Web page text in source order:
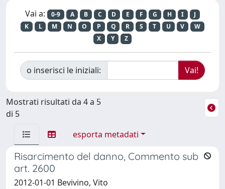
Vai a: 0-9 A B C D E F G H I
J
K
L M N O P Q R S T U V
W
X
Y Z
o inserisci le iniziali:
Mostrati risultati da 4 a 5
di 5
esporta metadati
Risarcimento del danno, Commento sub
art. 2600
2012-01-01 Bevivino, Vito